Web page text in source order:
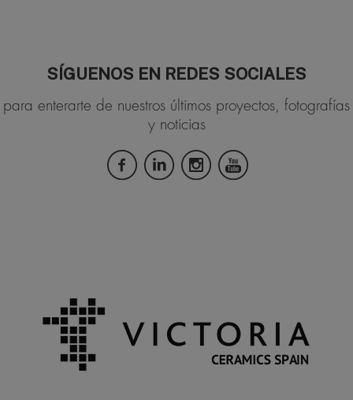
SÍGUENOS EN REDES SOCIALES
para enterarte de nuestros últimos proyectos, fotografías
y noticias